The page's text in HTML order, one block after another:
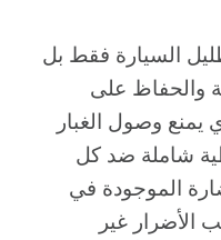
السيارة فقط بل
والحفاظ على
وصول الغبار
شاملة ضد كل
الموجودة في
الأضرار غير